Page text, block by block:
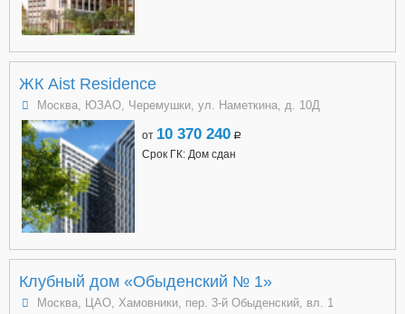
ЖК Aist Residence
Москва, ЮЗАО, Черемушки, ул. Наметкина, д. 10Д
от 10 370 240 a
Срок ГК: Дом сдан
Клубный дом «Обыденский № 1»
Москва, ЦАО, Хамовники, пер. 3-й Обыденский, вл. 1